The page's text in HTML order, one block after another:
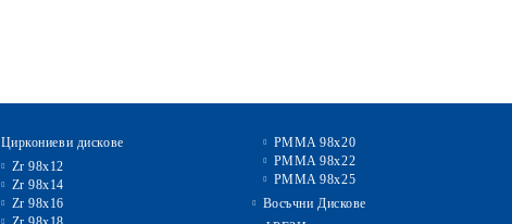
Циркониеви дискове
Zr 98x12
Zr 98x14
Zr 98x16
PMMA 98x20
PMMA 98x22
PMMA 98x25
Восъчни Дискове